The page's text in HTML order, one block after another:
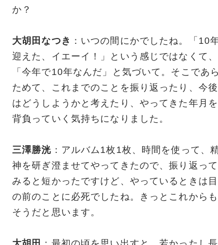
か？
大胡田なつき ：いつの間にかでしたね。「10
迎えた、イエーイ！」という感じではなくて、
「今年で10年なんだ」と気づいて。そこであ
ためて、これまでのことを振り返ったり、今後
はどうしようかと考えたり、やってきた年月を
背負っていく気持ちになりました。
三澤勝洸 ：アルバム1枚1枚、時間を使って、
神を研ぎ澄ませてやってきたので、振り返って
みると短かったですけど、やっているときは目
の前のことに必死でしたね。きっとこれからも
そうだと思います。